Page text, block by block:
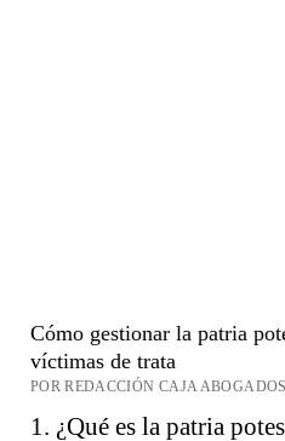
Cómo gestionar la patria
víctimas de trata
POR REDACCIÓN CAJA
1. ¿Qué es la patria